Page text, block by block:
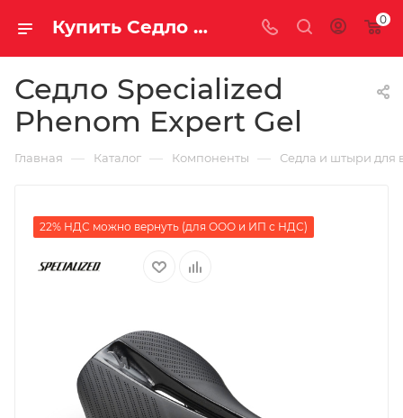
Купить Седло Specialized Phenom Expert Gel за рублей, а со скидкой 0
Седло Specialized
Phenom Expert Gel
Главная — Каталог — Компоненты — Седла и штыри для
22% НДС можно вернуть (для ООО и ИП с НДС)